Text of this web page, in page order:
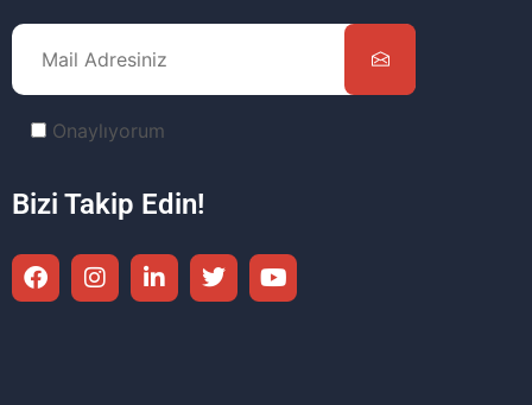
Onaylıyorum
Bizi Takip Edin!